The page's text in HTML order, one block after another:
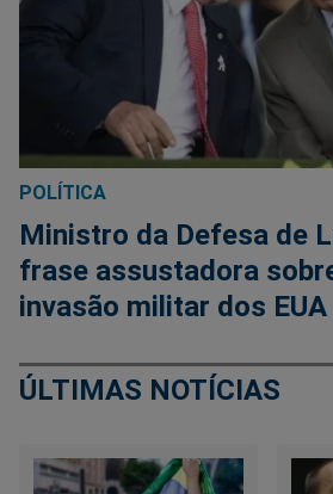
POLÍTICA
Ministro da Defesa de
frase assustadora
invasão militar dos EUA
ÚLTIMAS NOTÍCIAS